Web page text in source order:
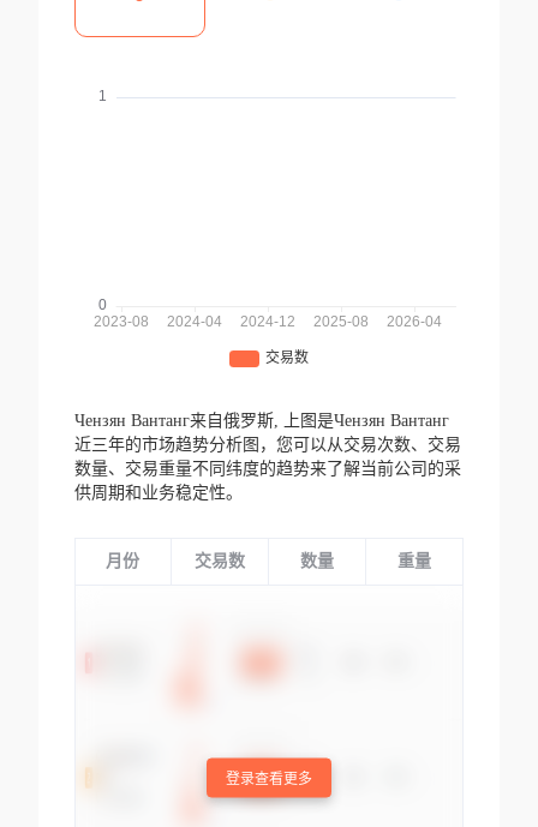
Чензян Вантанг来自俄罗斯,
上图是Чензян Вантанг
近三年的市场趋势分析图，您可以从交易次数、交易
数量、交易重量不同纬度的趋势来了解当前公司的采
供周期和业务稳定性。
月份 交易数 数量 重量
登录查看更多